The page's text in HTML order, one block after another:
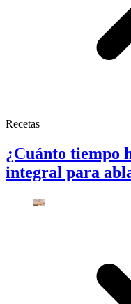
Recetas
¿Cuánto tiempo
integral para